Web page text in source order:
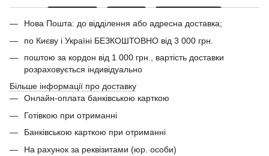
Нова Пошта: до відділення або адресна доставка;
по Києву і Україні БЕЗКОШТОВНО від 3 000 грн.
поштою за кордон від 1 000 грн., вартість доставки
розраховується індивідуально
Більше інформації про доставку
Онлайн-оплата банківською карткою
Готівкою при отриманні
Банківською карткою при отриманні
На рахунок за реквізитами (юр. особи)